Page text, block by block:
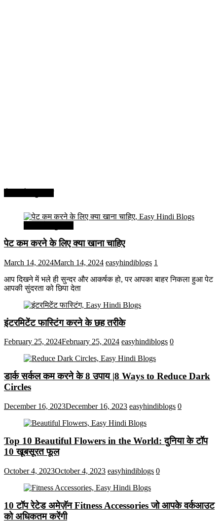
पेट कम करने के लिए क्या खाना चाहिए
March 14, 2024March 14, 2024 easyhindiblogs 1
आप दिखने में भले ही सुन्दर और आकर्षक हो, पर आपका बाहर निकला हुआ पेट
आपकी सुंदरता को छिपा देता
इंटरमिटेंट फास्टिंग करने के छह तरीके
February 25, 2024February 25, 2024 easyhindiblogs 0
डार्क सर्कल कम करने के 8 उपाय |8 Ways to Reduce Dark
Circles
December 16, 2023December 16, 2023 easyhindiblogs 0
Top 10 Beautiful Flowers in the World: दुनिया के टॉप
10 खूबसूरत फूल
October 4, 2023October 4, 2023 easyhindiblogs 0
10 टॉप रेटेड अमेज़ॅन Fitness Accessories जो आपके वर्कआउट
को अधिकतम करेंगी